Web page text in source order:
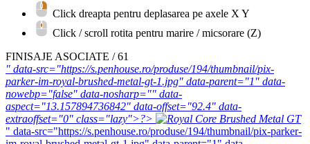
Click dreapta pentru deplasarea pe axele X Y
Click / scroll rotita pentru marire / micsorare (Z)
FINISAJE ASOCIATE / 61
" data-src="https://s.penhouse.ro/produse/194/thumbnail/pix-
parker-im-royal-brushed-metal-gt-1.jpg" data-parent="1" data-
nowebp="false" data-nosharp="" data-
aspect="13.157894736842" data-offset="92.4" data-
extraoffset="0" class="lazy">?>
" data-src="https://s.penhouse.ro/produse/194/thumbnail/pix-parker-